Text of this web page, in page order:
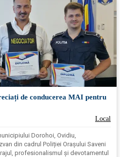
de conducerea MAI pentru
Local
Dorohoi, Ovidiu,
din cadrul Poliției Orașului Saveni
profesionalismul și devotamentul